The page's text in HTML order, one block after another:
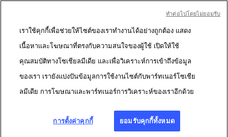
นำเนื้อหาบนเว็บไซต์ของ AFP ไปเผยแพร่ต่อโดยไม่ได้รับอนุญาตก่อน
ในวัตถุประสงค์อื่น โดยเฉพาะการนำไปผลิตซ้ำ การใช้เพื่อสื่อสารกับ
สาธารณะ หรือการเผยแพร่เนื้อหาบนเว็บไซต์ ทั้งในบางส่วนหรือ
ทั้งหมด โดย AFP ไม่ได้รับสิทธิ์ใดๆ จากเจ้าของลิขสิทธิ์สำหรับเนื้อหา
ของบุคคลที่สามนี้และจะไม่รับผิดชอบใดๆ ในเรื่องนี้ AFP และ
สัญลักษณ์เป็นเครื่องหมายที่ได้รับการจดทะเบียนการค้า
เราใช้คุกกี้เพื่อช่วยให้ไซต์ของเราทำงานได้อย่างถูกต้อง แสดง
เนื้อหาและโฆษณาที่ตรงกับความสนใจของผู้ใช้ เปิดให้ใช้
คุณสมบัติทางโซเชียลมีเดีย และเพื่อวิเคราะห์การเข้าถึงข้อมูล
ของเรา เรายังแบ่งปันข้อมูลการใช้งานไซต์กับพาร์ทเนอร์โซเชีย
ลมีเดีย การโฆษณาและพาร์ทเนอร์การวิเคราะห์ของเราอีกด้วย
การตั้งค่าคุกกี้ ยอมรับคุกกี้ทั้งหมด
ทําต่อไปโดยไม่ยอมรับ